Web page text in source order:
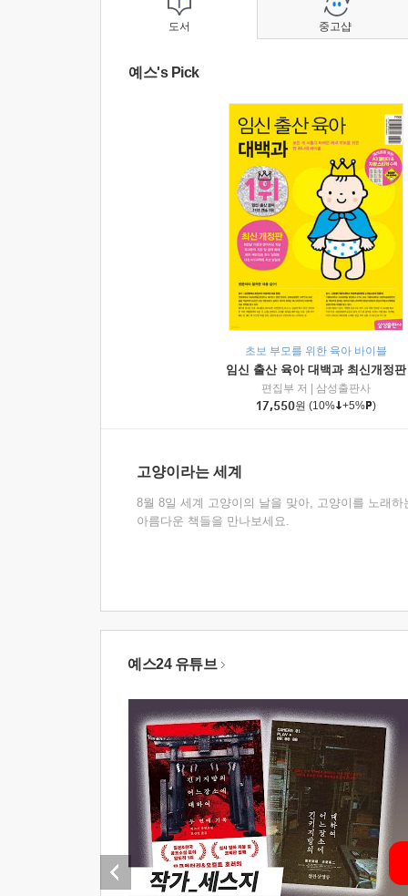
도서
예스's Pick
초보 부모를 위한 육아 바이블
임신 출산 육아 대백과 최신개정판
편집부 저
삼성출판사
17,550원 (10% +5% )
고양이라는 세계
8월 8일 세계 고양이의 날을 맞아, 고양이를 노래하
아름다운 책들을 만나보세요.
중고샵
예스24 유튜브